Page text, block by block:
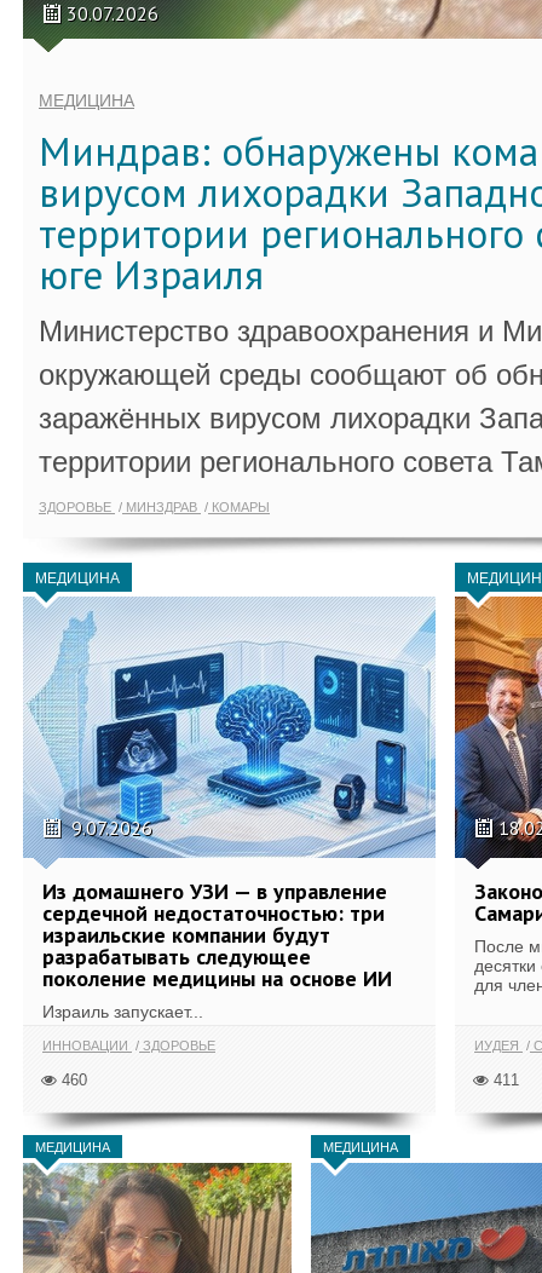
30.07.2026
МЕДИЦИНА
Миндрав: обнаружены
вирусом лихорадки
территории регионального
юге Израиля
Министерство здравоохранения и
окружающей среды сообщают об
заражённых вирусом лихорадки
территории регионального совета
ЗДОРОВЬЕ МИНЗДРАВ КОМАРЫ
МЕДИЦИНА
9.07.2026
Из домашнего УЗИ — в управление
сердечной недостаточностью: три
израильские компании будут
разрабатывать следующее
поколение медицины на основе ИИ
Израиль запускает...
ИННОВАЦИИ ЗДОРОВЬЕ
460
После
для
ИУДЕЯ
411
МЕДИЦИНА МЕДИЦИНА